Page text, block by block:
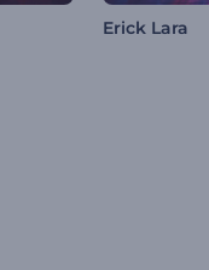
Erick Lara